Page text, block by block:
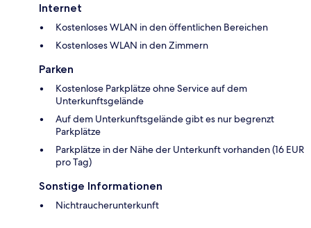
Internet
Kostenloses WLAN in den öffentlichen Bereichen
Kostenloses WLAN in den Zimmern
Parken
Kostenlose Parkplätze ohne Service auf dem
Unterkunftsgelände
Auf dem Unterkunftsgelände gibt es nur begrenzt
Parkplätze
Parkplätze in der Nähe der Unterkunft vorhanden (16 EUR
pro Tag)
Sonstige Informationen
Nichtraucherunterkunft